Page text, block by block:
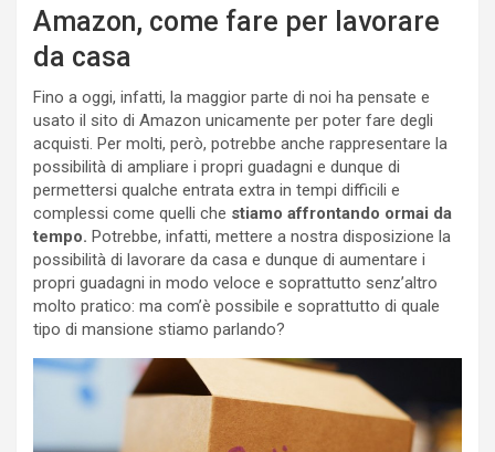
Amazon, come fare per lavorare
da casa
Fino a oggi, infatti, la maggior parte di noi ha pensate e
usato il sito di Amazon unicamente per poter fare degli
acquisti. Per molti, però, potrebbe anche rappresentare la
possibilità di ampliare i propri guadagni e dunque di
permettersi qualche entrata extra in tempi difficili e
complessi come quelli che stiamo affrontando ormai da
tempo. Potrebbe, infatti, mettere a nostra disposizione la
possibilità di lavorare da casa e dunque di aumentare i
propri guadagni in modo veloce e soprattutto senz’altro
molto pratico: ma com’è possibile e soprattutto di quale
tipo di mansione stiamo parlando?